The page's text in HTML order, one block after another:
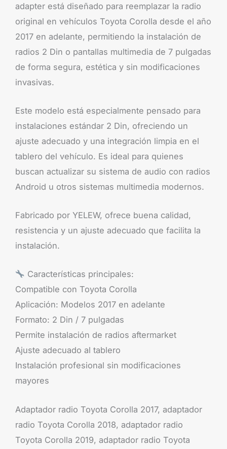
adapter está diseñado para reemplazar la radio
original en vehículos Toyota Corolla desde el año
2017 en adelante, permitiendo la instalación de
radios 2 Din o pantallas multimedia de 7 pulgadas
de forma segura, estética y sin modificaciones
invasivas.
Este modelo está especialmente pensado para
instalaciones estándar 2 Din, ofreciendo un
ajuste adecuado y una integración limpia en el
tablero del vehículo. Es ideal para quienes
buscan actualizar su sistema de audio con radios
Android u otros sistemas multimedia modernos.
Fabricado por YELEW, ofrece buena calidad,
resistencia y un ajuste adecuado que facilita la
instalación.
Características principales:
Compatible con Toyota Corolla
Aplicación: Modelos 2017 en adelante
Formato: 2 Din / 7 pulgadas
Permite instalación de radios aftermarket
Ajuste adecuado al tablero
Instalación profesional sin modificaciones
mayores
Adaptador radio Toyota Corolla 2017, adaptador
radio Toyota Corolla 2018, adaptador radio
Toyota Corolla 2019, adaptador radio Toyota